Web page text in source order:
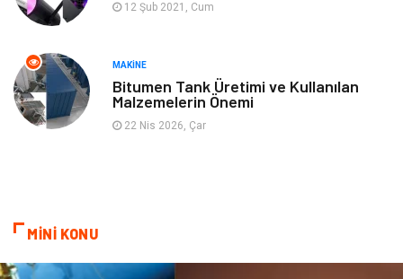
Mobilya Aksesuar
Anne Çocuk
Tekstil Hediyelik Eşya
Bitkisel Ürünler
12 Şub 2021, Cum
MAKINE
Bitumen Tank Üretimi ve Kullanılan
Malzemelerin Önemi
22 Nis 2026, Çar
MİNİ KONU